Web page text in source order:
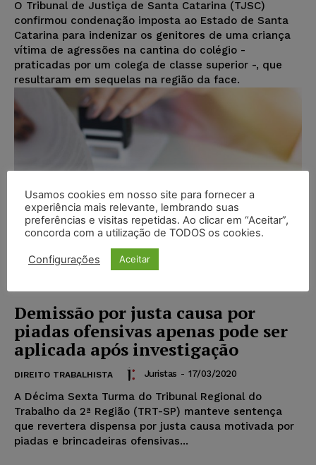
O Tribunal de Justiça de Santa Catarina (TJSC)
confirmou condenação imposta ao Estado de Santa
Catarina para indenizar os genitores de uma criança
vítima de agressões na cantina do colégio -
praticadas por um colega de classe superior -, que
resultaram em sequelas na região da face.
Demissão por justa causa por
piadas ofensivas apenas pode ser
aplicada após investigação
DIREITO TRABALHISTA Juristas - 17/03/2020
A Décima Sexta Turma do Tribunal Regional do
Trabalho da 2ª Região (TRT-SP) manteve sentença
que revertera dispensa por justa causa motivada por
piadas e brincadeiras ofensivas...
Usamos cookies em nosso site para fornecer a
experiência mais relevante, lembrando suas
preferências e visitas repetidas. Ao clicar em “Aceitar”,
concorda com a utilização de TODOS os cookies.
Configurações Aceitar